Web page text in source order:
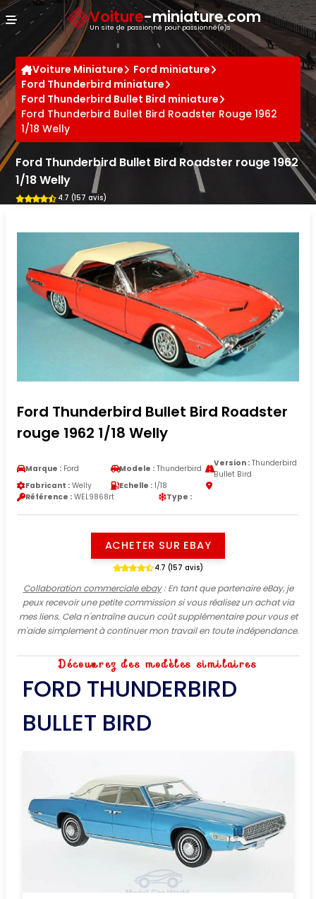
Voiture-miniature.com
Un site de passionné pour passionné(e)s
Voiture Miniature
Ford miniature
Ford Thunderbird miniature
Ford Thunderbird Bullet Bird miniature
Ford Thunderbird Bullet Bird Roadster Rouge 1962
1/18 Welly
Ford Thunderbird Bullet Bird Roadster rouge 1962
1/18 Welly
4.7 (157 avis)
Ford Thunderbird Bullet Bird Roadster
rouge 1962 1/18 Welly
Marque : Ford Modele : Thunderbird
Version :Thunderbird
Bullet Bird
Fabricant : Welly Echelle : 1/18
Référence : WEL9868rt Type :
ACHETER SUR EBAY
4.7 (157 avis)
Collaboration commerciale ebay: En tant que partenaire eBay, je
peux recevoir une petite commission si vous réalisez un achat via
mes liens. Cela n'entraîne aucun coût supplémentaire pour vous et
m'aide simplement à continuer mon travail en toute indépendance.
Découvrez des modèles similaires
FORD THUNDERBIRD
BULLET BIRD
Panneau de gestion des cookies